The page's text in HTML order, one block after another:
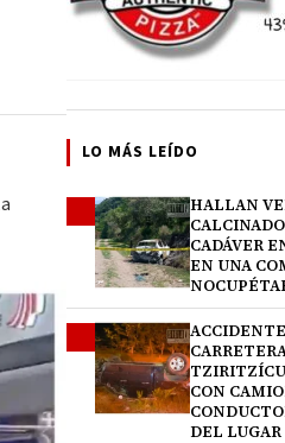
LO MÁS LEÍDO
HALLAN
CADÁVER
EN UNA
CON
DEL LUGAR